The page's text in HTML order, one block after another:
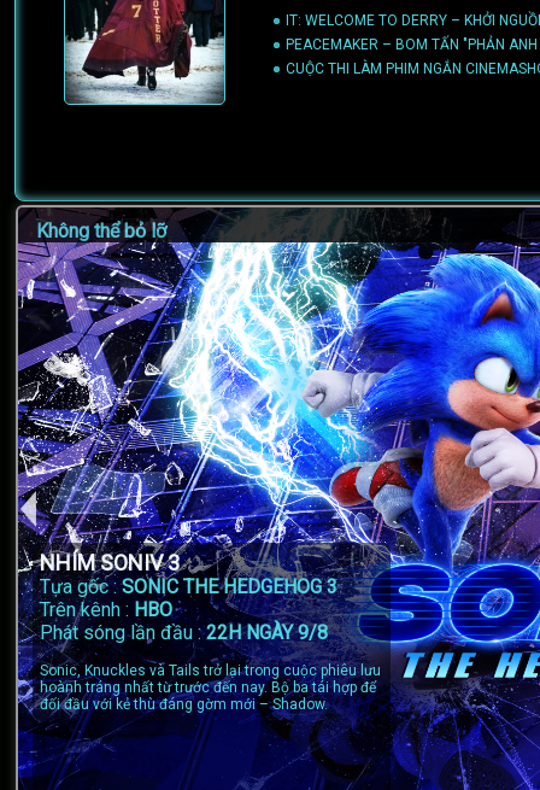
IT: WELCOME TO DERRY – KHỞI
PEACEMAKER – BOM TẤN "PHẢN
CUỘC THI LÀM PHIM NGẮN
Không thể bỏ lỡ
NHÍM SONIV 3
Tựa gốc :SONIC THE HEDGEHOG 3
Trên kênh :HBO
Phát sóng lần đầu :22H NGÀY 9/8
Sonic, Knuckles và Tails trở lại trong cuộc phiêu lưu
hoành tráng nhất từ trước đến nay. Bộ ba tái hợp để
đối đầu với kẻ thù đáng gờm mới – Shadow.